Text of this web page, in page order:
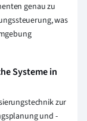
genau zu
was
Systeme in
zur
und -